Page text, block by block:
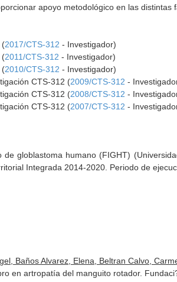
apoyo metodológico en las distintas
(2017/CTS-312 - Investigador)
(2011/CTS-312 - Investigador)
(2010/CTS-312 - Investigador)
CTS-312 (2009/CTS-312 -
CTS-312 (2008/CTS-312 -
CTS-312 (2007/CTS-312 -
globlastoma humano (FIGHT)
Integrada 2014-2020. Periodo de
Baños Alvarez, Elena, Beltran Calvo,
en artropatía del manguito rotador.